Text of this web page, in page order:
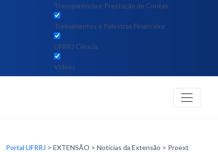
Transparência e Prestação de Contas
Treinamentos e Palestras Financeiro
UFRRJ Ciência
Vídeos
Portal UFRRJ > EXTENSÃO > Notícias da Extensão > Proext